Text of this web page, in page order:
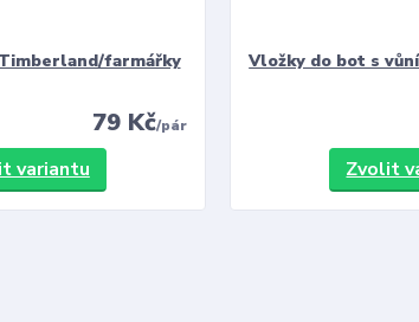
farmářky
79 Kč/pár
variantu
Vložky do bot s
Zvolit